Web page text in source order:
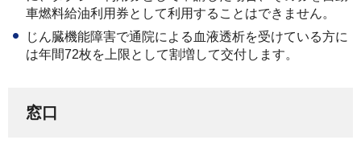
車燃料給油利用券として利用することはできません。
じん臓機能障害で通院による血液透析を受けている方に
は年間72枚を上限として割増して交付します。
窓口